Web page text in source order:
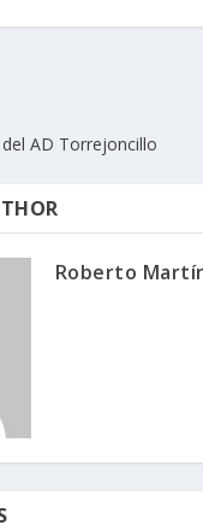
AD Torrejoncillo
Roberto